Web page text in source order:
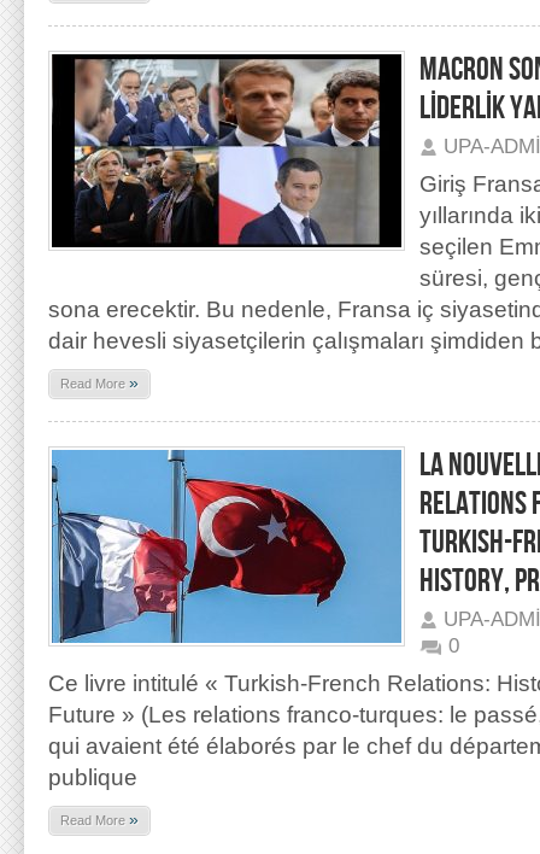
MACRON
LİDERLİK
UPA-
Giriş
yıllarında
seçilen
süresi,
sona erecektir. Bu nedenle, Fransa iç
dair hevesli siyasetçilerin çalışmaları şimdiden
Read More »
LA
RELATIONS
TURKISH-
HISTORY,
UPA-
0
Ce livre intitulé « Turkish-French Relations:
Future » (Les relations franco-turques: le
qui avaient été élaborés par le chef du
publique
Read More »